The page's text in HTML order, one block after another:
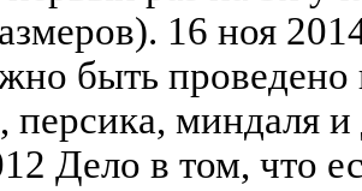
16 ноя
быть
персика, миндаля
Дело в том, что